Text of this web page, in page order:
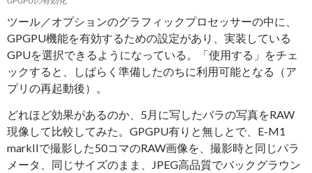
ツール／オプションのグラフィックプロセッサーの中に、
GPGPU機能を有効するための設定があり、実装している
GPUを選択できるようになっている。「使用する」をチェ
ックすると、しばらく準備したのちに利用可能となる（ア
プリの再起動後）。
どれほど効果があるのか、5月に写したバラの写真をRAW
現像して比較してみた。GPGPU有りと無しとで、E-M1
markIIで撮影した50コマのRAW画像を、撮影時と同じパラ
メータ、同じサイズのまま、JPEG高品質でバックグラウン